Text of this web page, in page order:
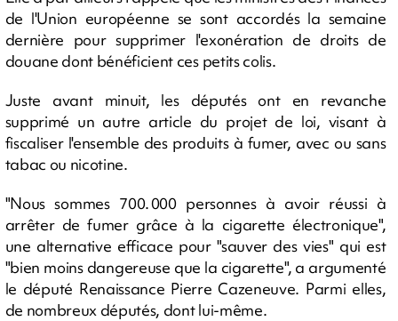
de l'Union européenne se sont accordés la semaine
dernière pour supprimer l'exonération de droits de
douane dont bénéficient ces petits colis.
Juste avant minuit, les députés ont en revanche
supprimé un autre article du projet de loi, visant à
fiscaliser l'ensemble des produits à fumer, avec ou sans
tabac ou nicotine.
"Nous sommes 700. 000 personnes à avoir réussi à
arrêter de fumer grâce à la cigarette électronique",
une alternative efficace pour "sauver des vies" qui est
"bien moins dangereuse que la cigarette", a argumenté
le député Renaissance Pierre Cazeneuve. Parmi elles,
de nombreux députés, dont lui-même.